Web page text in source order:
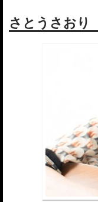
さとうさおり